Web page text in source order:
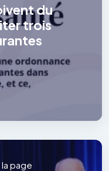
du
trois
page